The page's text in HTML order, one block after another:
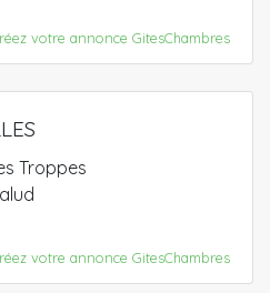
votre annonce GitesChambres
Troppes
votre annonce GitesChambres